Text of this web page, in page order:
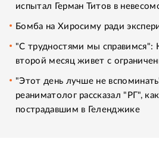
испытал Герман Титов в
Бомба на Хиросиму ради
"С трудностями мы справимся":
второй месяц живет с
"Этот день лучше не
реаниматолог рассказал "РГ",
пострадавшим в Геленджике